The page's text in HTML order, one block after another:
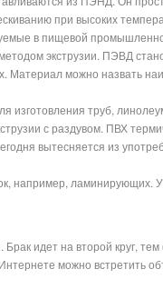
при высоких
в пищевой
экструзии. ПЭВД
Материал можно назвать
изготовления труб,
с раздувом. ПВХ
вытесняется из
например, ламинирующих.
идет на второй круг,
можно встретить